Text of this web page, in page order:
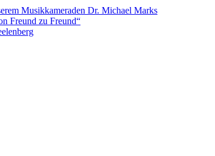
Musikkameraden Dr. Michael Marks
Freund zu Freund“